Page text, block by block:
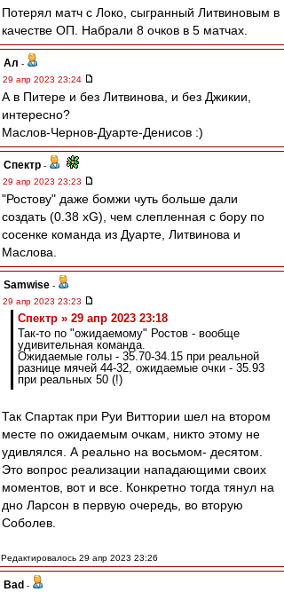
Потерял матч с Локо, сыгранный Литвиновым в
качестве ОП. Набрали 8 очков в 5 матчах.
Ал -
29 апр 2023 23:24
А в Питере и без Литвинова, и без Джикии,
интересно?
Маслов-Чернов-Дуарте-Денисов :)
Спектр -
29 апр 2023 23:23
"Ростову" даже бомжи чуть больше дали
создать (0.38 xG), чем слепленная с бору по
сосенке команда из Дуарте, Литвинова и
Маслова.
Samwise -
29 апр 2023 23:23
Спектр » 29 апр 2023 23:18
Так-то по "ожидаемому" Ростов - вообще
удивительная команда.
Ожидаемые голы - 35.70-34.15 при реальной
разнице мячей 44-32, ожидаемые очки - 35.93
при реальных 50 (!)
Так Спартак при Руи Виттории шел на втором
месте по ожидаемым очкам, никто этому не
удивлялся. А реально на восьмом- десятом.
Это вопрос реализации нападающими своих
моментов, вот и все. Конкретно тогда тянул на
дно Ларсон в первую очередь, во вторую
Соболев.
Редактировалось 29 апр 2023 23:26
Bad -